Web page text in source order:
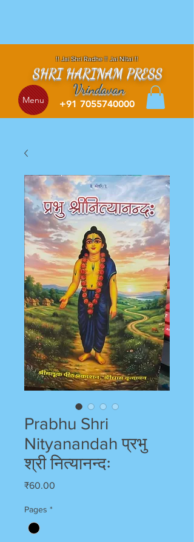
!! Jai Shri Radhe !! Jai NItai !!
SHRI HARINAM PRESS
Vrindavan
+91 7055740000
Menu
Prabhu Shri
Nityanandah प्रभु
श्री नित्यानन्दः
₹60.00
Pages *